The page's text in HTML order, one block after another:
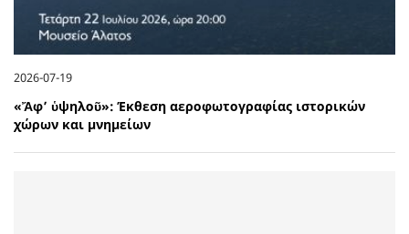
2026-07-19
«Ἄφ’ ὑψηλοῦ»: Έκθεση αεροφωτογραφίας ιστορικών
χώρων και μνημείων